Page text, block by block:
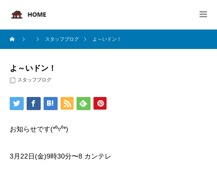
スタッフブログ よ～いドン！
よ～いドン！
スタッフブログ
お知らせです(*⁰▿⁰*)
3月22日(金)9時30分〜8 カンテレ